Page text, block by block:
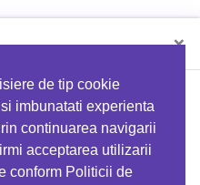
de tip cookie
imbunatati experienta
continuarea navigarii
acceptarea utilizarii
conform Politicii de
×
folosind codul